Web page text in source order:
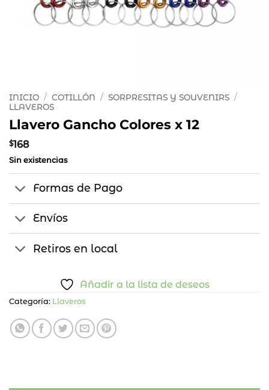
INICIO / COTILLÓN / SORPRESITAS Y SOUVENIRS /
LLAVEROS
Llavero Gancho Colores x 12
$168
Sin existencias
Formas de Pago
Envíos
Retiros en local
Añadir a la lista de deseos
Categoría: Llaveros